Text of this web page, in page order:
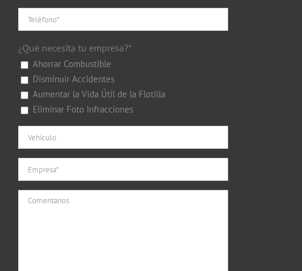
¿Qué necesita tu empresa?*
Ahorrar Combustible
Disminuir Accidentes
Aumentar la Vida Útil de la Flotilla
Eliminar Foto Infracciones